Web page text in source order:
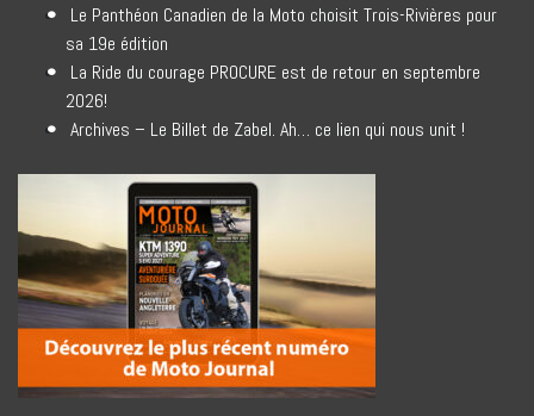
Le Panthéon Canadien de la Moto choisit Trois-Rivières pour
sa 19e édition
La Ride du courage PROCURE est de retour en septembre
2026!
Archives – Le Billet de Zabel. Ah… ce lien qui nous unit !